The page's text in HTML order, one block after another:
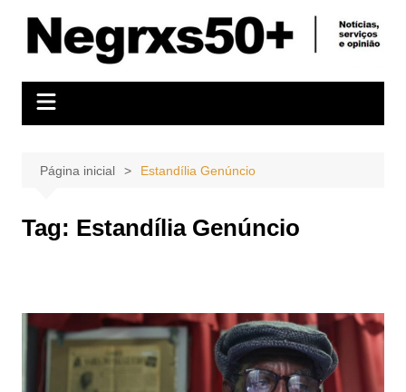
conteúdo
Página inicial Estandília Genúncio
Tag: Estandília Genúncio